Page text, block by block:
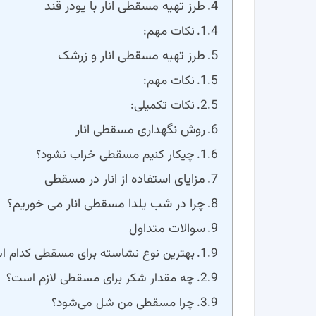
طرز تهیه مسقطی انار با پودر قند
نکات مهم:
طرز تهیه مسقطی انار و زرشک
نکات مهم:
نکات تکمیلی:
روش نگهداری مسقطی انار
چیکار کنیم مسقطی خراب نشود؟
مزایای استفاده از انار در مسقطی
چرا در شب یلدا مسقطی انار می خوریم؟
سوالات متداول
بهترین نوع نشاسته برای مسقطی کدام
چه مقدار شکر برای مسقطی لازم است؟
چرا مسقطی من شل می‌شود؟